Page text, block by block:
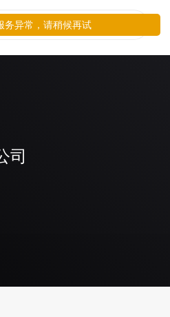
司
务异常，请稍候再试